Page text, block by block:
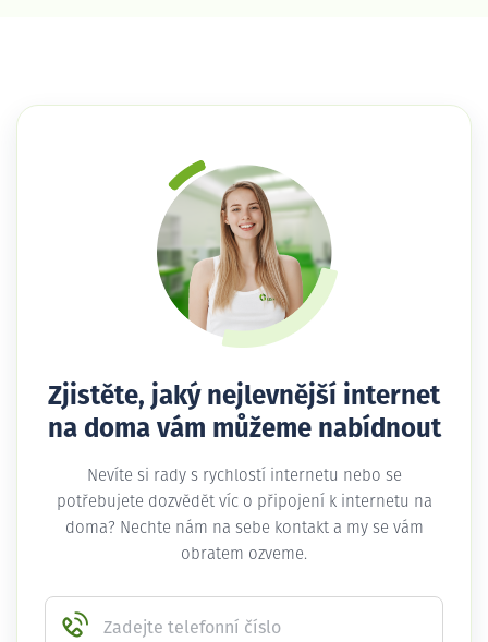
Zjistěte, jaký nejlevnější internet
na doma vám můžeme nabídnout
Nevíte si rady s rychlostí internetu nebo se
potřebujete dozvědět víc o připojení k internetu na
doma? Nechte nám na sebe kontakt a my se vám
obratem ozveme.
Zadejte telefonní číslo